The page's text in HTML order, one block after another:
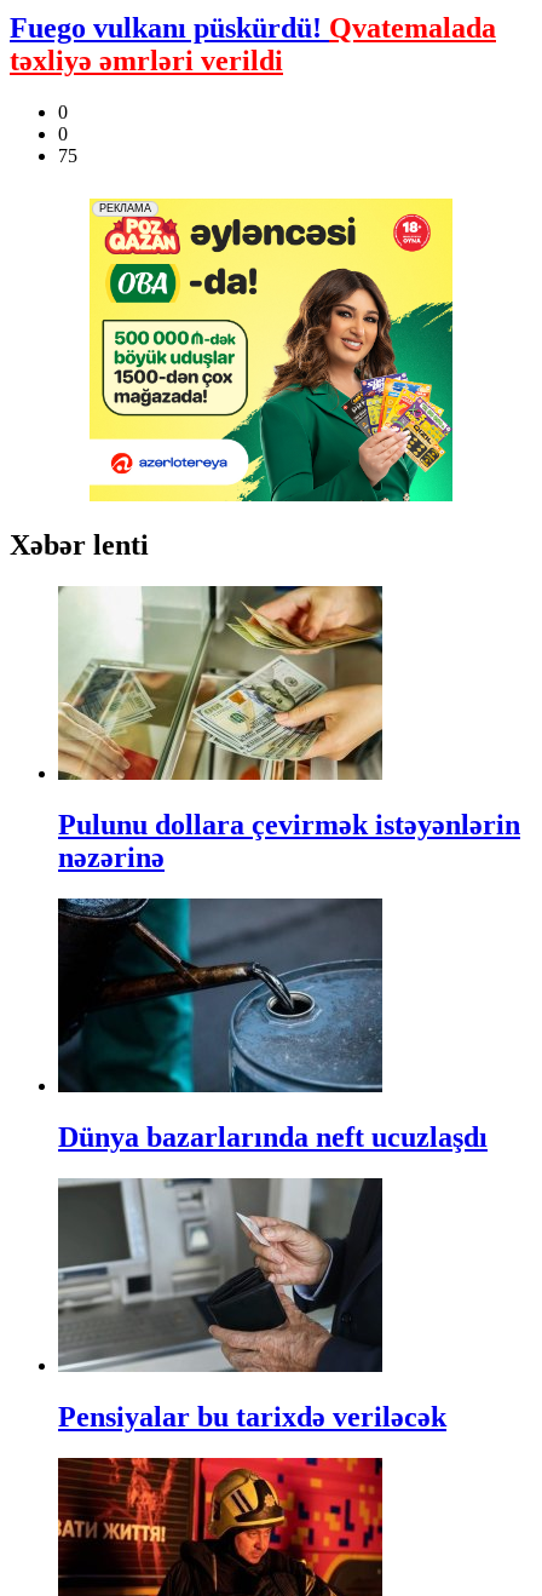
Fuego vulkanı püskürdü! Qvatemalada
təxliyə əmrləri verildi
0
0
75
Xəbər lenti
Pulunu dollara çevirmək istəyənlərin
nəzərinə
Dünya bazarlarında neft ucuzlaşdı
Pensiyalar bu tarixdə veriləcək